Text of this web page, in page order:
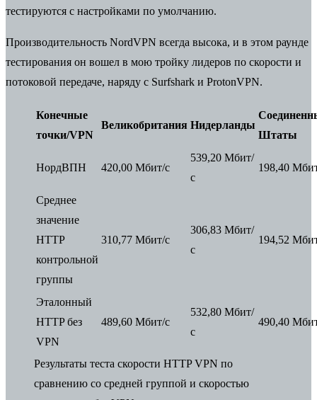
тестируются с настройками по умолчанию.
Производительность NordVPN всегда высока, и в этом раунде
тестирования он вошел в мою тройку лидеров по скорости и
потоковой передаче, наряду с Surfshark и ProtonVPN.
Конечные
точки/VPN
Великобритания Нидерланды
Штаты
НордВПН 420,00 Мбит/с
539,20 Мбит/
с
198,40
Среднее
значение
HTTP
контрольной
группы
310,77 Мбит/с
306,83 Мбит/
с
194,52
Эталонный
HTTP без
VPN
489,60 Мбит/с
532,80 Мбит/
с
490,40
Результаты теста скорости HTTP VPN по
сравнению со средней группой и скоростью